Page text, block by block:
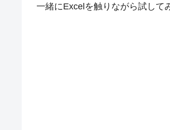
一緒にExcelを触りながら試して